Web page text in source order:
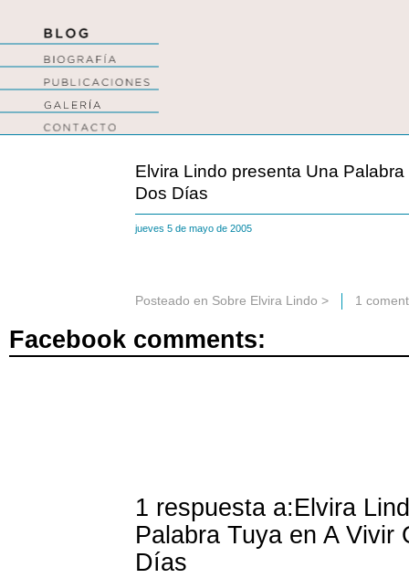
Elvira Lindo presenta Una
Dos Días
jueves 5 de mayo de 2005
Posteado en Sobre Elvira Lindo > 1
Facebook comments:
1 respuesta a:Elvira
Palabra Tuya en A Vivir
Días